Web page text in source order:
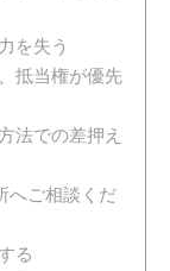
を失う
抵当権が優先
法での差押え
へご相談くだ
る